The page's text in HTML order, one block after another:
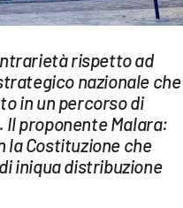
rispetto ad
nazionale che
in un percorso di
proponente Malara:
la Costituzione che
iniqua distribuzione